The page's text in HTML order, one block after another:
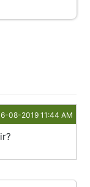
08-2019 11:44 AM